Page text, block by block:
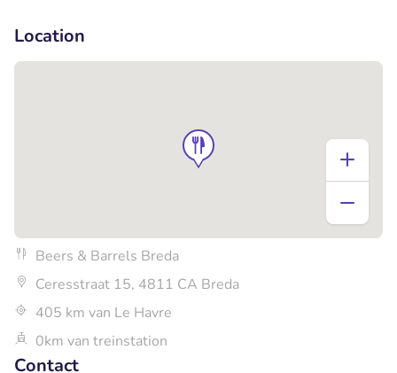
Location
Beers & Barrels Breda
Ceresstraat 15, 4811 CA Breda
405 km van Le Havre
0km van treinstation
Contact